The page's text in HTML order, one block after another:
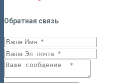
Обратная связь